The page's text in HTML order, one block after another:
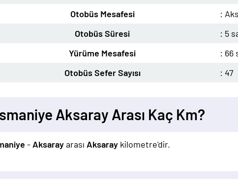
Otobüs Mesafesi
:
Otobüs Süresi
: 5
Yürüme Mesafesi
: 66
Otobüs Sefer Sayısı
: 47
Aksaray Arası Kaç Km?
- Aksarayarası Aksaray kilometre'dir.